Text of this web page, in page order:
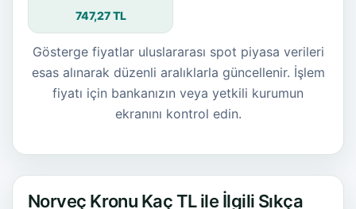
747,27 TL
Gösterge fiyatlar uluslararası spot piyasa verileri
esas alınarak düzenli aralıklarla güncellenir. İşlem
fiyatı için bankanızın veya yetkili kurumun
ekranını kontrol edin.
Norveç Kronu Kaç TL ile İlgili Sıkça